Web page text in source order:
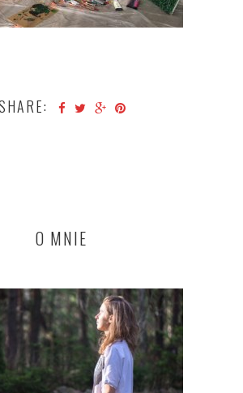
O MNIE